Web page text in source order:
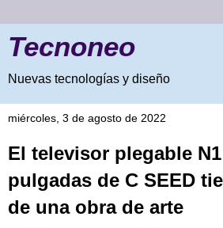
Tecnoneo
Nuevas tecnologías y diseño
miércoles, 3 de agosto de 2022
El televisor plegable
pulgadas de C SEED
de una obra de arte